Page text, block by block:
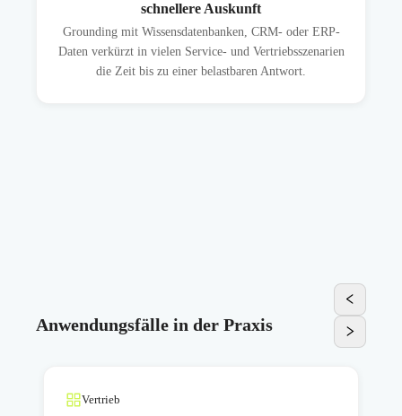
schnellere Auskunft
Grounding mit Wissensdatenbanken, CRM- oder ERP-
Daten verkürzt in vielen Service- und Vertriebsszenarien
die Zeit bis zu einer belastbaren Antwort.
Anwendungsfälle in der Praxis
Vertrieb